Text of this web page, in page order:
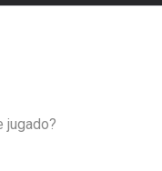
jugado?